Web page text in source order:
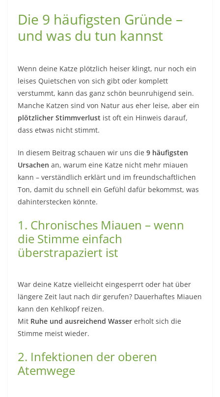
Die 9 häufigsten Gründe –
und was du tun kannst
Wenn deine Katze plötzlich heiser klingt, nur noch ein
leises Quietschen von sich gibt oder komplett
verstummt, kann das ganz schön beunruhigend sein.
Manche Katzen sind von Natur aus eher leise, aber ein
plötzlicher Stimmverlust ist oft ein Hinweis darauf,
dass etwas nicht stimmt.
In diesem Beitrag schauen wir uns die 9 häufigsten
Ursachen an, warum eine Katze nicht mehr miauen
kann – verständlich erklärt und im freundschaftlichen
Ton, damit du schnell ein Gefühl dafür bekommst, was
dahinterstecken könnte.
1. Chronisches Miauen – wenn
die Stimme einfach
überstrapaziert ist
War deine Katze vielleicht eingesperrt oder hat über
längere Zeit laut nach dir gerufen? Dauerhaftes Miauen
kann den Kehlkopf reizen.
Mit Ruhe und ausreichend Wasser erholt sich die
Stimme meist wieder.
2. Infektionen der oberen
Atemwege